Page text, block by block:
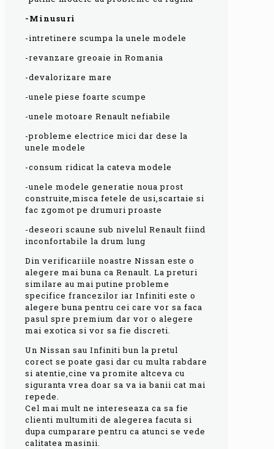
-Minusuri
-intretinere scumpa la unele modele
-revanzare greoaie in Romania
-devalorizare mare
-unele piese foarte scumpe
-unele motoare Renault nefiabile
-probleme electrice mici dar dese la
unele modele
-consum ridicat la cateva modele
-unele modele generatie noua prost
construite,misca fetele de usi,scartaie si
fac zgomot pe drumuri proaste
-deseori scaune sub nivelul Renault fiind
inconfortabile la drum lung
Din verificariile noastre Nissan este o
alegere mai buna ca Renault. La preturi
similare au mai putine probleme
specifice francezilor iar Infiniti este o
alegere buna pentru cei care vor sa faca
pasul spre premium dar vor o alegere
mai exotica si vor sa fie discreti.
Un Nissan sau Infiniti bun la pretul
corect se poate gasi dar cu multa rabdare
si atentie,cine va promite altceva cu
siguranta vrea doar sa va ia banii cat mai
repede.
Cel mai mult ne intereseaza ca sa fie
clienti multumiti de alegerea facuta si
dupa cumparare pentru ca atunci se vede
calitatea masinii.